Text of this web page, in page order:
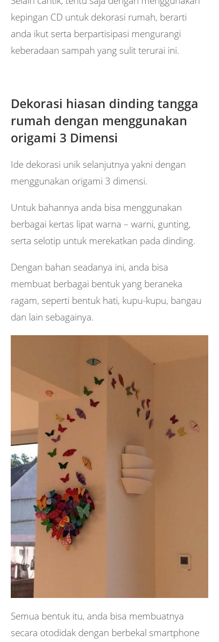
kepingan CD untuk dekorasi rumah, berarti
anda ikut serta berpartisipasi mengurangi
keberadaan sampah yang sulit terurai ini.
Dekorasi hiasan dinding tangga
rumah dengan menggunakan
origami 3 Dimensi
Ide dekorasi unik selanjutnya yakni dengan
menggunakan origami 3 dimensi.
Untuk bahannya anda bisa menggunakan
berbagai kertas lipat warna – warni, gunting,
serta selotip untuk merekatkan pada dinding.
Dengan bahan seadanya ini, anda bisa
membuat berbagai bentuk yang beraneka
ragam, seperti bentuk hati, kupu-kupu, bangau
dan lain sebagainya.
Semua bentuk itu, anda bisa membuatnya
secara otodidak dengan berbekal smartphone